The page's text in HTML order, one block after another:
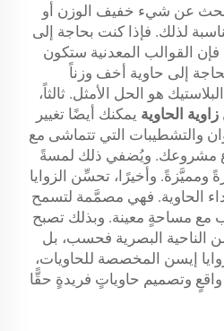
عن شيء خفيف الوزن أو
لذلك. فإذا كنت بحاجة إلى
فإن القوالب المعدنية ستكون
إلى حاوية أخف وزناً
هو الحل الأمثل. ثالثاً،
الحاوية يمكنك أيضًا تغيير
والتشطيبات التي تتماشى مع
مشروعك. ويُضفي ذلك لمسةً
ومميَّزةً. وأخيرًا، تحسِّن الزوايا
الحاوية. فهي مصمَّمة لتسمح
مع مساحةٍ معينة. وبذلك تصبح
الناحية البصرية فحسب، بل
إيسن المخصصة للحاويات،
وتصميم حاوياتٍ فريدةٍ حقًّا